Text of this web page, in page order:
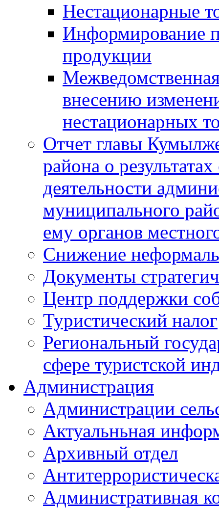
Нестационарные
Информирование
продукции
внесению
нестационарных
Отчет главы
района о
деятельности
муниципального
ему органов
Снижение
Документы
Центр поддержки
Туристический налог
Региональный
сфере туристской
Администрация
Администрации
Актуальньная
Архивный отдел
Административная